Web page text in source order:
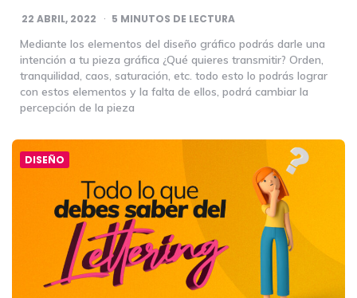
22 ABRIL, 2022 5 MINUTOS DE LECTURA
Mediante los elementos del diseño gráfico podrás darle una
intención a tu pieza gráfica ¿Qué quieres transmitir? Orden,
tranquilidad, caos, saturación, etc. todo esto lo podrás lograr
con estos elementos y la falta de ellos, podrá cambiar la
percepción de la pieza
DISEÑO